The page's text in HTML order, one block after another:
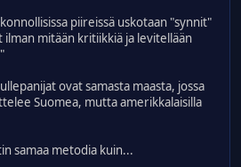
piireissä uskotaan "synnit"
mitään kritiikkiä ja levitellään
ovat samasta maasta, jossa
Suomea, mutta amerikkalaisilla
samaa metodia kuin...